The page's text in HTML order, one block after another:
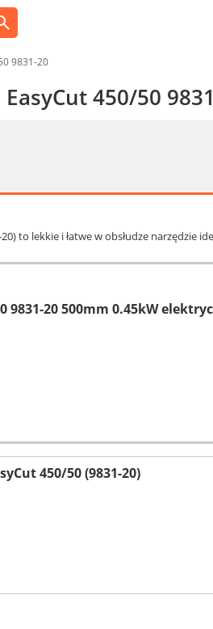
9831-20
450/50
to lekkie i łatwe w obsłudze narzędzie
9831-20 500mm 0.45kW
450/50 (9831-20)